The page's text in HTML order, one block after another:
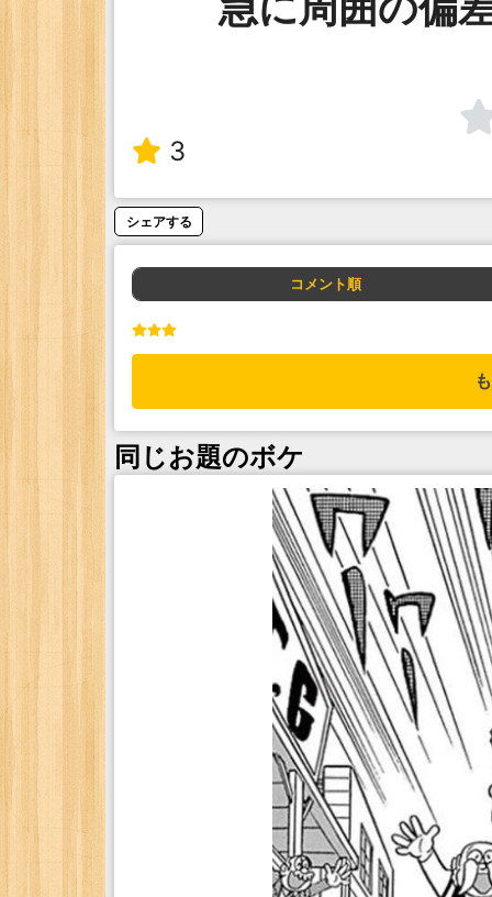
3
シェアする
コメント順
同じお題のボケ